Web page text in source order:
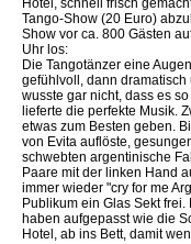
Hotel, schnell frisch
Tango-Show (20 Euro)
Show vor ca. 800 Gästen
Uhr los:
Die Tangotänzer eine
gefühlvoll, dann
wusste gar nicht, dass es
lieferte die perfekte Musik.
etwas zum Besten geben.
von Evita auflöste,
schwebten argentinische
Paare mit der linken Hand
immer wieder "cry for me
Publikum ein Glas Sekt
haben aufgepasst wie die
Hotel, ab ins Bett, damit